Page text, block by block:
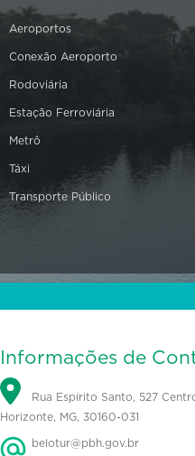
Aeroportos
Conexão Aeroporto
Rodoviária
Estação Ferroviária
Metrô
Táxi
Transporte Público
Informações de
Rua Espírito Santo, 527
Horizonte, MG, 30160-031
belotur@pbh.gov.br